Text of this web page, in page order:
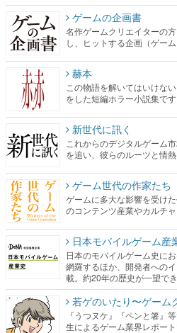
ゲームの企画書
名作ゲームクリエイターの
し、ヒットする企画（ゲー
赫本
この物語を解いてはいけな
をした短編ホラー小説集です
新世代に訊く
これからのデジタルゲーム
を追い、彼らのルーツと情熱
ゲーム世代の作家たち
ゲームに多大な影響を受け
のコンテンツ産業やカルチ
日本モバイルゲーム産
日本のモバイルゲーム史に
網羅するほか、開発者への
載。約20年の歴史が一望で
若ゲのいたり〜ゲーム
『うつヌケ』『ペンと箸』
生によるゲーム業界レポート